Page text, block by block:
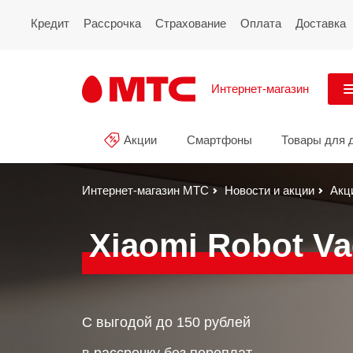
Кредит Рассрочка Страхование Оплата Доставка
Интернет-магазин
Акции
Смартфоны
Товары для дома
Акции Смартфоны Товары для
Интернет-магазин МТС Новости и акции
Xiaomi Robot
C выгодой до 150 рублей